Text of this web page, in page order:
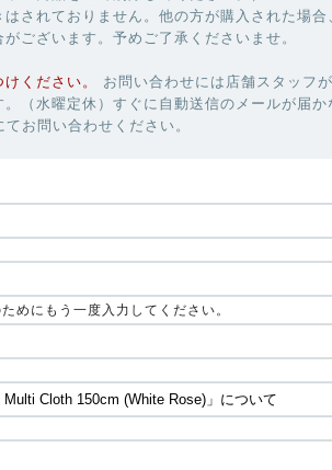
されておりません。他の方が購入された場合
ございます。予めご了承くださいませ。
ください。
お問い合わせには店舗スタッフ
（水曜定休）すぐに自動送信のメールが届か
お問い合わせください。
めにもう一度入力してください。